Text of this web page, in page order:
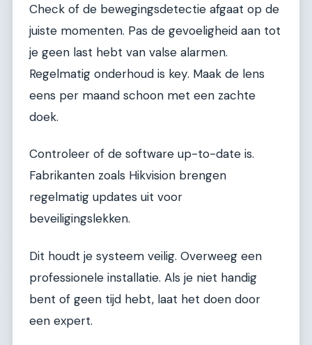
Check of de bewegingsdetectie afgaat op de
juiste momenten. Pas de gevoeligheid aan tot
je geen last hebt van valse alarmen.
Regelmatig onderhoud is key. Maak de lens
eens per maand schoon met een zachte
doek.
Controleer of de software up-to-date is.
Fabrikanten zoals Hikvision brengen
regelmatig updates uit voor
beveiligingslekken.
Dit houdt je systeem veilig. Overweeg een
professionele installatie. Als je niet handig
bent of geen tijd hebt, laat het doen door
een expert.